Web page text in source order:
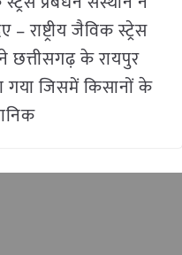
राष्ट्रीय जैविक स्ट्रेस
छत्तीसगढ़ के रायपुर
गया जिसमें किसानों के